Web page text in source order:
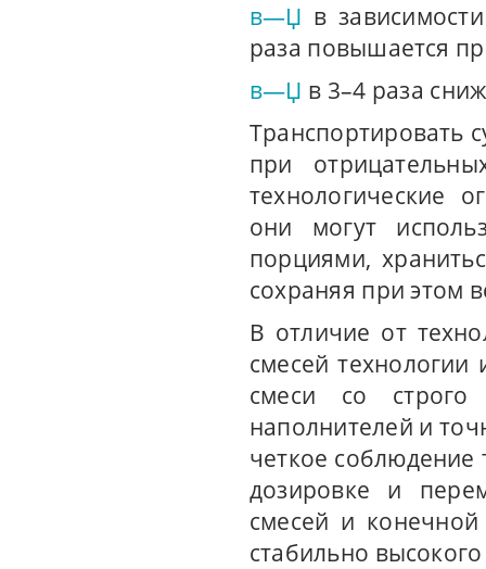
в—Џ в
раза повышается
в—Џ в 3–4 раза
Транспортировать
при
технологические
они могут
порциями,
сохраняя при этом
В отличие от
смесей технологии
смеси со строго
наполнителей и
четкое соблюдение
дозировке и
смесей и
стабильно